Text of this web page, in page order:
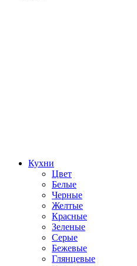
Кухни
Цвет
Белые
Черные
Желтые
Красные
Зеленые
Серые
Бежевые
Глянцевые